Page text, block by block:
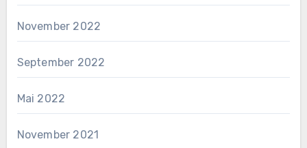
November 2022
September 2022
Mai 2022
November 2021